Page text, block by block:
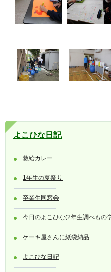
よこひな日記
救給カレー
1年生の夏祭り
卒業生同窓会
今日のよこひな(2年生調べもの
ケーキ屋さんに紙袋納品
よこひな日記